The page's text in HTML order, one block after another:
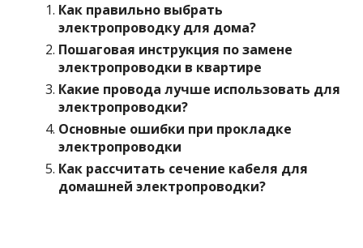
Как правильно выбрать
электропроводку для дома?
Пошаговая инструкция по замене
электропроводки в квартире
Какие провода лучше использовать для
электропроводки?
Основные ошибки при прокладке
электропроводки
Как рассчитать сечение кабеля для
домашней электропроводки?